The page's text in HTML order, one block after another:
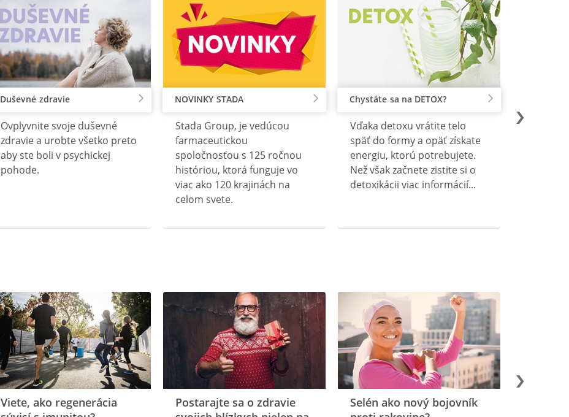
Duševné zdravie
Ovplyvnite svoje duševné
zdravie a urobte všetko preto
aby ste boli v psychickej
pohode.
NOVINKY STADA
Stada Group, je vedúcou
farmaceutickou
spoločnosťou s 125 ročnou
históriou, ktorá funguje vo
viac ako 120 krajinách na
celom svete.
Chystáte sa na DETOX?
Vďaka detoxu vrátite telo
späť do formy a opäť získate
energiu, ktorú potrebujete.
Než však začnete zistite si o
detoxikácii viac informácií...
Viete, ako regenerácia
Postarajte sa o zdravie
Selén ako nový bojovník